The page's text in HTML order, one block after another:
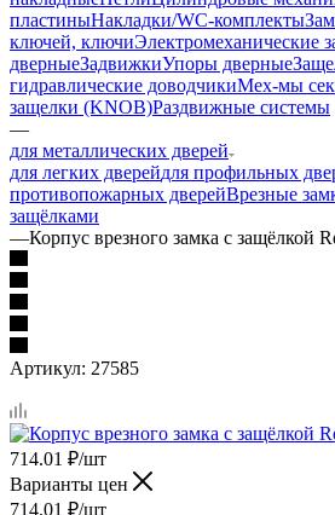
пластиныНакладки/WC-комплекты
ключей, ключиЭлектромеханические
дверныеЗадвижкиУпоры дверные
гидравлические доводчикиМех-мы
защелки (KNOB)Раздвижные системы
—
для металлических дверей
для легких дверейдля профильных
противопожарных дверейВрезные
защёлками
—Корпус врезного замка с защёлкой
Артикул: 27585
714.01 ₽/шт
Варианты цен
714.01 ₽/шт